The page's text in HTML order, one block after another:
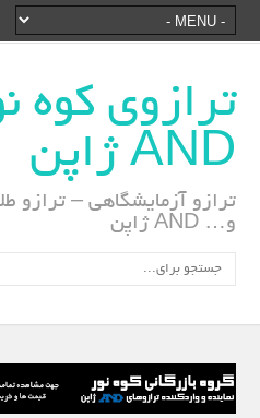
ترازوی کوه
AND ژاپن
ترازو آزمایشگاهی – ترازو
و… AND ژاپن